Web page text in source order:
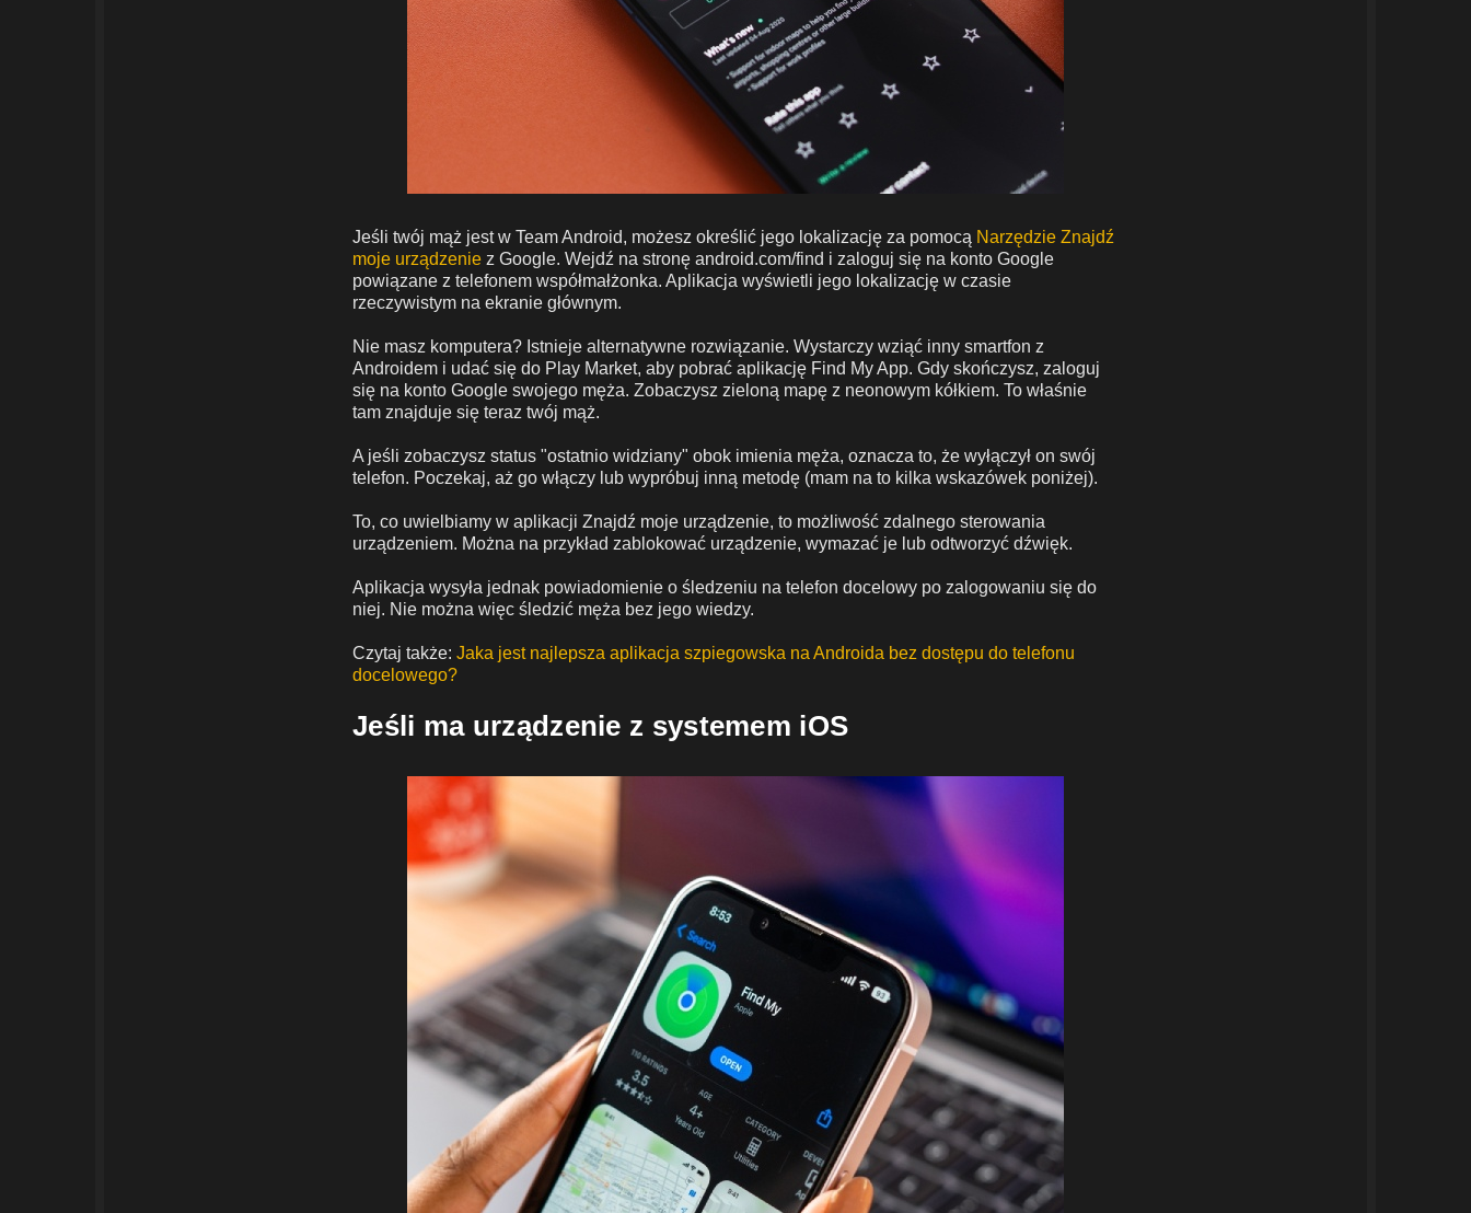
Jeśli twój mąż jest w Team Android, możesz określić jego lokalizację za pomocą Narzędzie Znajdź
moje urządzenie z Google. Wejdź na stronę android.com/find i zaloguj się na konto Google
powiązane z telefonem współmałżonka. Aplikacja wyświetli jego lokalizację w czasie
rzeczywistym na ekranie głównym.
Nie masz komputera? Istnieje alternatywne rozwiązanie. Wystarczy wziąć inny smartfon z
Androidem i udać się do Play Market, aby pobrać aplikację Find My App. Gdy skończysz, zaloguj
się na konto Google swojego męża. Zobaczysz zieloną mapę z neonowym kółkiem. To właśnie
tam znajduje się teraz twój mąż.
A jeśli zobaczysz status "ostatnio widziany" obok imienia męża, oznacza to, że wyłączył on swój
telefon. Poczekaj, aż go włączy lub wypróbuj inną metodę (mam na to kilka wskazówek poniżej).
To, co uwielbiamy w aplikacji Znajdź moje urządzenie, to możliwość zdalnego sterowania
urządzeniem. Można na przykład zablokować urządzenie, wymazać je lub odtworzyć dźwięk.
Aplikacja wysyła jednak powiadomienie o śledzeniu na telefon docelowy po zalogowaniu się do
niej. Nie można więc śledzić męża bez jego wiedzy.
Czytaj także: Jaka jest najlepsza aplikacja szpiegowska na Androida bez dostępu do telefonu
docelowego?
Jeśli ma urządzenie z systemem iOS